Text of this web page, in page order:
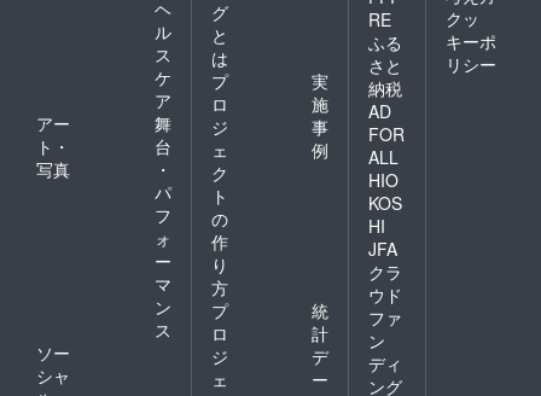
ヘ
ル
ス
ケ
ア
アー
ト・
写真
舞
台
・
パ
フ
ォ
ー
マ
ン
ス
ソー
シャ
グ
と
は
プ
ロ
ジ
ェ
ク
ト
の
作
り
方
実
施
事
例
プ
ロ
ジ
ェ
統
計
デ
ー
RE
ふる
さと
納税
AD
FOR
ALL
HIO
KOS
HI
JFA
クラ
ウド
ファ
ン
ディ
ング
クッ
キーポ
リシー